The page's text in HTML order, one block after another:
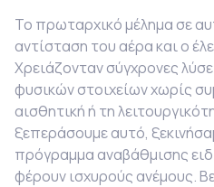
Το πρωταρχικό μέλημα σε
αντίσταση του αέρα και ο
Χρειάζονταν σύγχρονες
φυσικών στοιχείων χωρίς
αισθητική ή τη
ξεπεράσουμε αυτό,
πρόγραμμα αναβάθμισης
φέρουν ισχυρούς ανέμους.